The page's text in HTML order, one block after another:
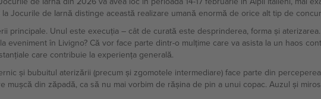
Jocurile de Iarnă distinge această realizare umană enormă de orice alt tip de
principale. Unul este execuția – cât de curată este desprinderea, forma și
eveniment în Livigno? Că vor face parte dintr-o mulțime care va asista la un haos
care contribuie la experiența generală.
și bubuitul aterizării (precum și zgomotele intermediare) face parte din
mușcă din zăpadă, ca să nu mai vorbim de rășina de pin a unui copac. Auzul și